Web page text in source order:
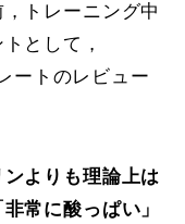
トレーニング中
として，
ートのレビュー
よりも理論上は
常に酸っぱい」